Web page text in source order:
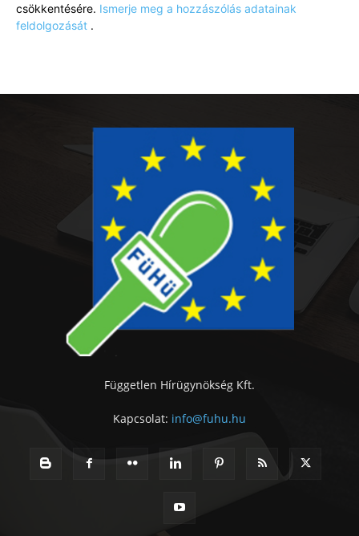
csökkentésére. Ismerje meg a hozzászólás adatainak
feldolgozását .
Független Hírügynökség Kft.
Kapcsolat: info@fuhu.hu